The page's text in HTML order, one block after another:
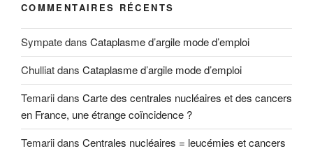
COMMENTAIRES RÉCENTS
Sympatedans Cataplasme d’argile mode d’emploi
Chulliatdans Cataplasme d’argile mode d’emploi
Temariidans Carte des centrales nucléaires et des cancers
en France, une étrange coïncidence ?
Temariidans Centrales nucléaires = leucémies et cancers